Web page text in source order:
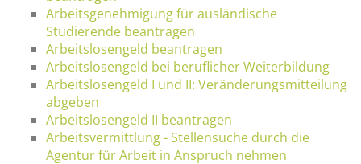
Arbeitsgenehmigung für ausländische
Studierende beantragen
Arbeitslosengeld beantragen
Arbeitslosengeld bei beruflicher Weiterbildung
Arbeitslosengeld I und II: Veränderungsmitteilung
abgeben
Arbeitslosengeld II beantragen
Arbeitsvermittlung - Stellensuche durch die
Agentur für Arbeit in Anspruch nehmen